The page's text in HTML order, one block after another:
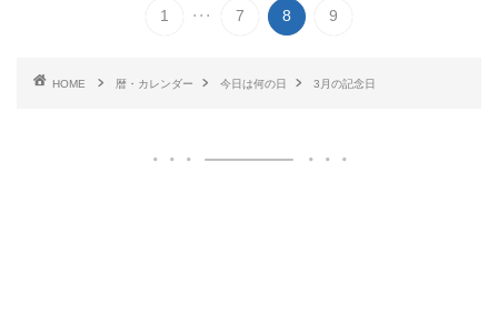
1 ... 7 8 9
HOME 暦・カレンダー 今日は何の日 3月の記念日